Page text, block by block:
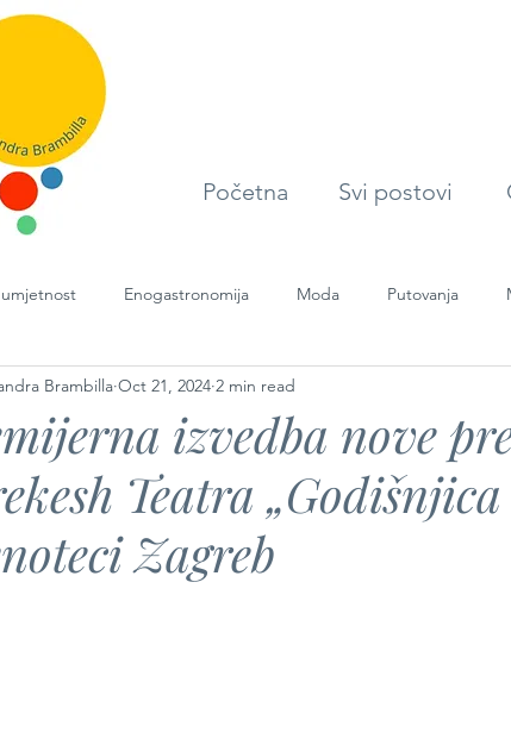
Početna Svi postovi
Enogastronomija Moda Putovanja
izvedba nove
Teatra
Zagreb
Brambilla Oct 21, 2024 2 min read